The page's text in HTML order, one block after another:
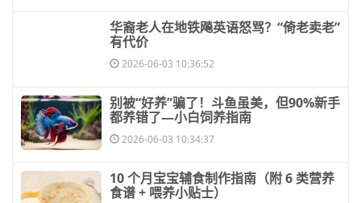
​华裔老人在地铁飚英语怒骂？“倚老卖老”
有代价
2026-06-03 10:36:52
​别被“好养”骗了！斗鱼虽美，但90%新手
都养错了—小白饲养指南
2026-06-03 10:34:37
​10 个月宝宝辅食制作指南（附 6 类营养
食谱 + 喂养小贴士）